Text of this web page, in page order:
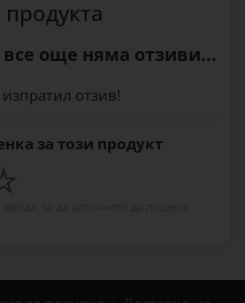
все още няма отзиви...
отзив!
за този продукт